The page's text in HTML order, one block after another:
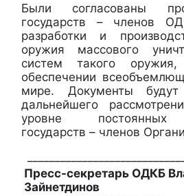
Были согласованы
государств – членов
разработки и
оружия массового
систем такого
обеспечении
мире. Документы
дальнейшего
уровне постоянных
государств – членов
Пресс-секретарь ОДКБ
Зайнетдинов